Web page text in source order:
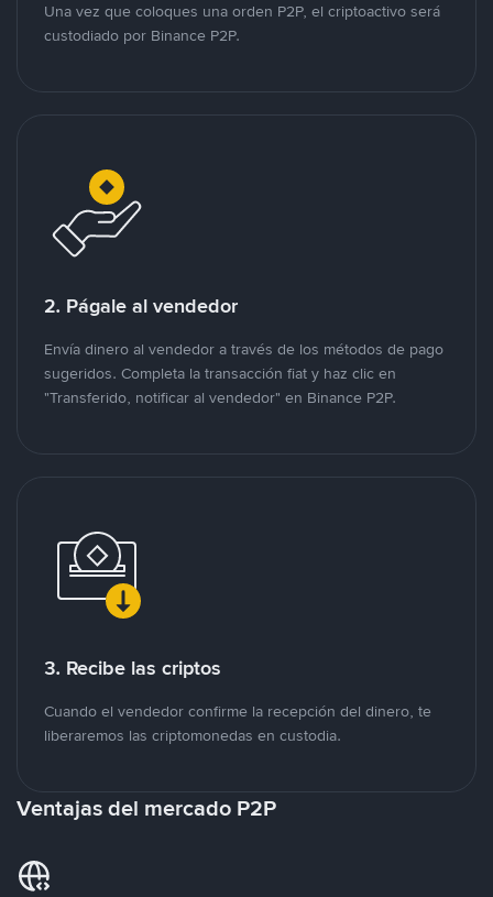
Una vez que coloques una orden P2P, el criptoactivo será
custodiado por Binance P2P.
2. Págale al vendedor
Envía dinero al vendedor a través de los métodos de pago
sugeridos. Completa la transacción fiat y haz clic en
"Transferido, notificar al vendedor" en Binance P2P.
3. Recibe las criptos
Cuando el vendedor confirme la recepción del dinero, te
liberaremos las criptomonedas en custodia.
Ventajas del mercado P2P